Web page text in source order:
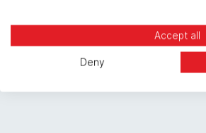
Visione chiara e
Accept all
Deny